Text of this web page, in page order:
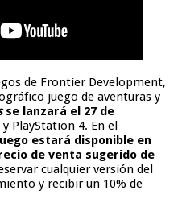
de Frontier Development,
juego de aventuras y
se lanzará el 27 de
PlayStation 4. En el
estará disponible en
de venta sugerido de
cualquier versión del
y recibir un 10% de